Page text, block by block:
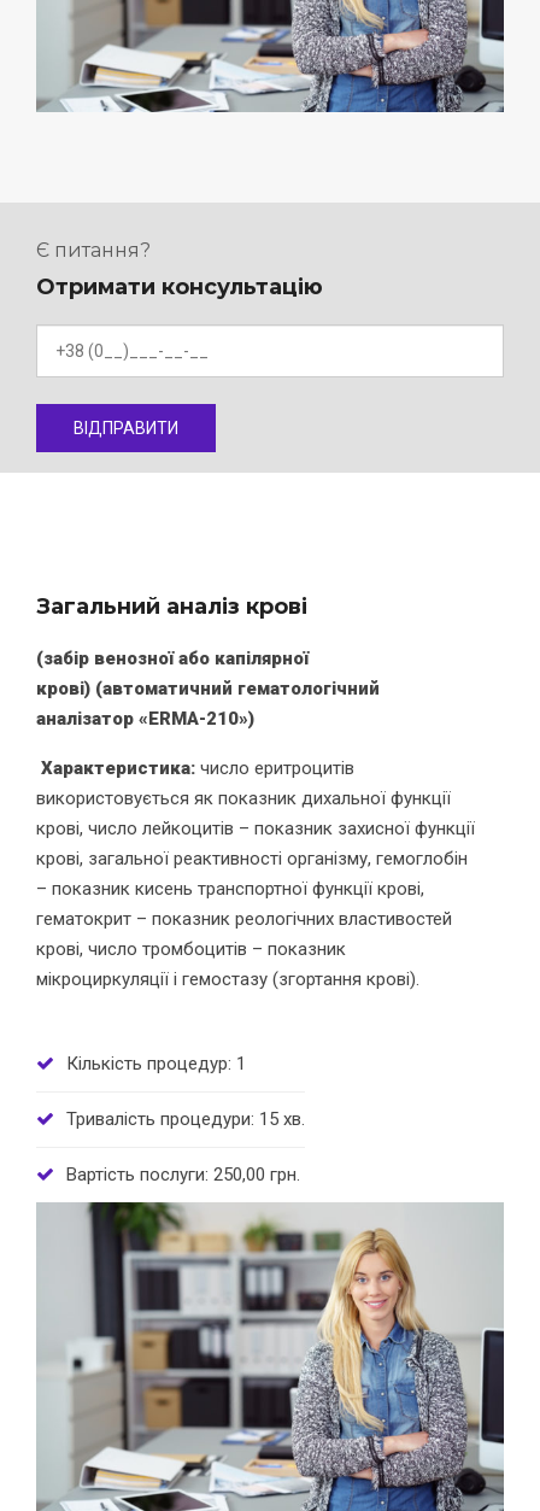
Є питання?
Отримати консультацію
Загальний аналіз крові
(забір венозної або капілярної
крові) (автоматичний гематологічний
аналізатор «ERMA-210»)
Характеристика: число еритроцитів
використовується як показник дихальної функції
крові, число лейкоцитів – показник захисної функції
крові, загальної реактивності організму, гемоглобін
– показник кисень транспортної функції крові,
гематокрит – показник реологічних властивостей
крові, число тромбоцитів – показник
мікроциркуляції і гемостазу (згортання крові).
Кількість процедур: 1
Тривалість процедури: 15 хв.
Вартість послуги: 250,00 грн.